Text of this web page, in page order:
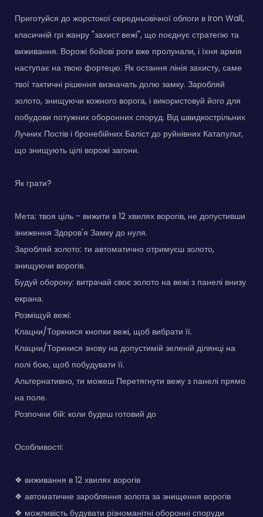
Приготуйся до жорстокої середньовічної облоги в Iron Wall,
класичній грі жанру "захист вежі", що поєднує стратегію та
виживання. Ворожі бойові роги вже пролунали, і їхня армія
наступає на твою фортецю. Як остання лінія захисту, саме
твої тактичні рішення визначать долю замку. Заробляй
золото, знищуючи кожного ворога, і використовуй його для
побудови потужних оборонних споруд. Від швидкострільних
Лучних Постів і бронебійних Баліст до руйнівних Катапульт,
що знищують цілі ворожі загони.
Як грати?
Мета: твоя ціль - вижити в 12 хвилях ворогів, не допустивши
зниження Здоров'я Замку до нуля.
Заробляй золото: ти автоматично отримуєш золото,
знищуючи ворогів.
Будуй оборону: витрачай своє золото на вежі з панелі внизу
екрана.
Розміщуй вежі:
Клацни/Торкнися кнопки вежі, щоб вибрати її.
Клацни/Торкнися знову на допустимій зеленій ділянці на
полі бою, щоб побудувати її.
Альтернативно, ти можеш Перетягнути вежу з панелі прямо
на поле.
Розпочни бій: коли будеш готовий до
Особливості:
❖ виживання в 12 хвилях ворогів
❖ автоматичне заробляння золота за знищення ворогів
❖ можливість будувати різноманітні оборонні споруди